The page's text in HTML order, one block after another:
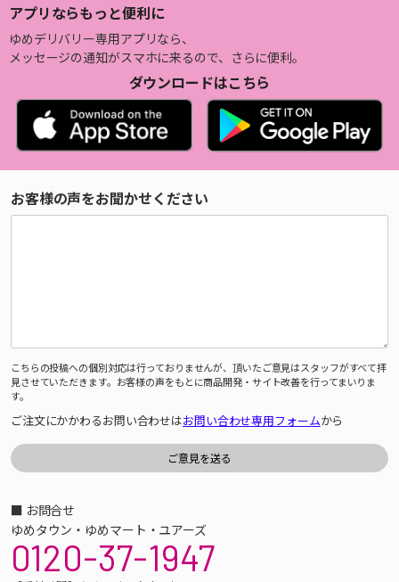
アプリならもっと便利に
ゆめデリバリー専用アプリなら、
メッセージの通知がスマホに来るので、さらに便利。
ダウンロードはこちら
お客様の声をお聞かせください
こちらの投稿への個別対応は行っておりませんが、頂いたご意見はスタッフがすべて拝
見させていただきます。お客様の声をもとに商品開発・サイト改善を行ってまいりま
す。
ご注文にかかわるお問い合わせはお問い合わせ専用フォームから
■ お問合せ
ゆめタウン・ゆめマート・ユアーズ
0120-37-1947